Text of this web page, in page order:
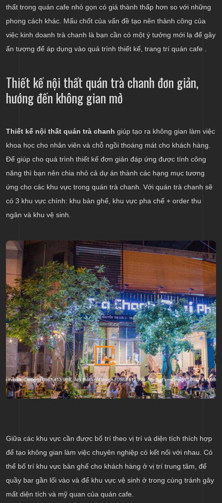
thất trong quán cafe nhỏ gọn có giá thành thấp hơn so với những
phong cách khác. Mấu chốt của vấn đề tạo nên thành công của
việc kinh doanh trà chanh là bạn cần có một ý tưởng mới lạ để gây
ấn tượng để áp dụng vào quá trình thiết kế, trang trí quán cafe .
Thiết kế nội thất quán trà chanh đơn giản,
hướng đến không gian mở
Thiết kế nội thất quán trà chanh giúp tạo ra không gian làm việc
khoa học cho nhân viên và chỗ ngồi thoáng mát cho khách hàng.
Để giúp cho quá trình thiết kế đơn giản đáp ứng được tính công
năng thì bạn nên chia nhỏ cả dự án thành các hạng mục tương
ứng cho các khu vực trong quán trà chanh. Với quán trà chanh sẽ
có 3 khu vực chính: khu bàn ghế, khu vực pha chế + order thu
ngân và khu vệ sinh.
Giữa các khu vực cần được bố trí theo vị trí và diện tích thích hợp
để tạo không gian làm việc chuyên nghiệp có kết nối với nhau. Có
thể bố trí khu vực bàn ghế cho khách hàng ở vị trí trung tâm, để
quầy bar gần lối vào và để khu vực vệ sinh ở trong cùng tránh gây
mất diện tích và mỹ quan của quán cafe.